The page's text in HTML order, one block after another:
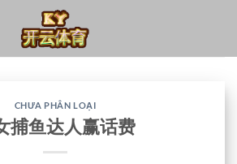
CHƯA PHÂN LOẠI
捕鱼达人赢话费